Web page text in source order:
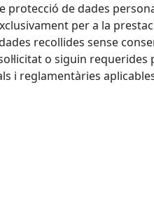
protecció de dades
per a la
recollides sense
o siguin
i reglamentàries